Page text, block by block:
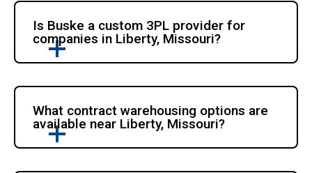
Is Buske a custom 3PL provider for
companies in Liberty, Missouri?
What contract warehousing options are
available near Liberty, Missouri?